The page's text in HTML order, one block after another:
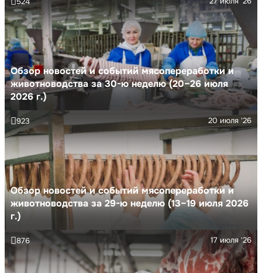
Обзор новостей и событий мясопереработки и
животноводства за 30-ю неделю (20–26 июля
2026 г.)
Обзор новостей и событий мясопереработки и
животноводства за 29-ю неделю (13–19 июля 2026
г.)
20 июля '26
923
17 июля '26
876